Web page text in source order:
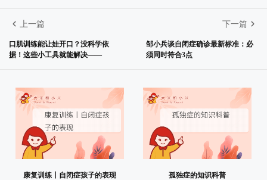
上一篇
口肌训练能让娃开口？没科学依
据！这些小工具就能解决——
下一篇
邹小兵谈自闭症确诊最新标准：必
须同时符合3点
康复训练丨自闭症孩子的表现 孤独症的知识科普